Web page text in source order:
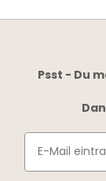
Psst - Du
Email